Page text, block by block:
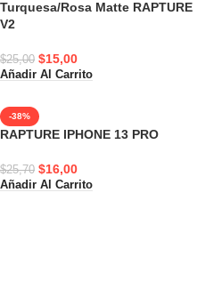
Turquesa/Rosa Matte RAPTURE
V2
$25,00 $15,00
Añadir Al Carrito
-38%
RAPTURE IPHONE 13 PRO
$25,70 $16,00
Añadir Al Carrito